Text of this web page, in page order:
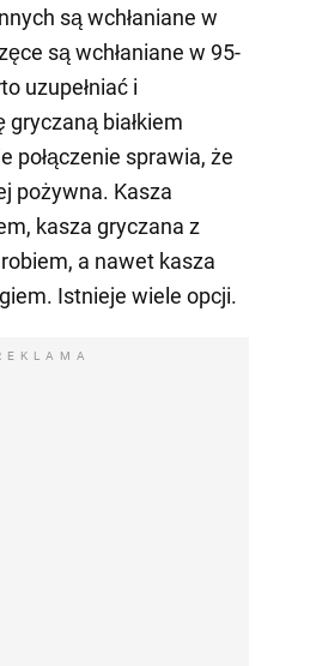
są wchłaniane w
są wchłaniane w 95-
uzupełniać i
białkiem
połączenie sprawia, że
pożywna. Kasza
kasza gryczana z
a nawet kasza
Istnieje wiele opcji.